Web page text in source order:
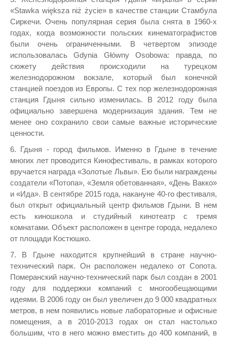
«Stawka większa niż życie» в качестве станции Стамбула
Сиркечи. Очень популярная серия была снята в 1960-х
годах, когда возможности польских кинематографистов
были очень ограниченными. В четвертом эпизоде
использовалась Gdynia Główny Osobowa: правда, по
сюжету действия происходили на турецком
железнодорожном вокзале, который был конечной
станцией поездов из Европы. С тех пор железнодорожная
станция Гдыня сильно изменилась. В 2012 году была
официально завершена модернизация здания. Тем не
менее оно сохранило свои самые важные исторические
ценности.
6. Гдыня - город фильмов. Именно в Гдыне в течение
многих лет проводится Кинофестиваль, в рамках которого
вручается награда «Золотые Львы». Ею были награждены
создатели «Потопа», «Земля обетованная», «День Вакко»
и «Ида». В сентябре 2015 года, накануне 40-го фестиваля,
был открыт официальный центр фильмов Гдыни. В нем
есть киношкола и студийный кинотеатр с тремя
комнатами. Объект расположен в центре города, недалеко
от площади Костюшко.
7. В Гдыне находится крупнейший в стране научно-
технический парк. Он расположен недалеко от Сопота.
Померанский научно-технический парк был создан в 2001
году для поддержки компаний с многообещающими
идеями. В 2006 году он был увеличен до 9 000 квадратных
метров, в нем появились новые лабораторные и офисные
помещения, а в 2010-2013 годах он стал настолько
большим, что в него можно вместить до 400 компаний, в